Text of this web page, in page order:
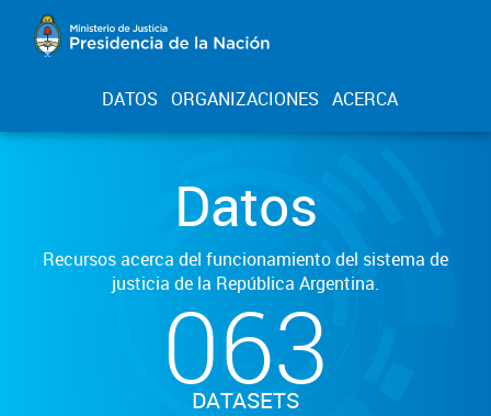
DATOS ORGANIZACIONES ACERCA
Datos
Recursos acerca del funcionamiento del sistema de
justicia de la República Argentina.
063
DATASETS